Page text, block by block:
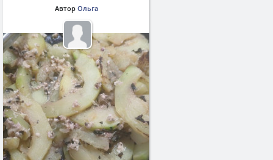
Автор Ольга